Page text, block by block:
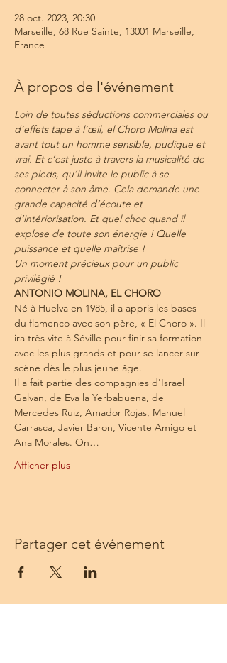
28 oct. 2023, 20:30
Marseille, 68 Rue Sainte, 13001 Marseille,
France
À propos de l'événement
Loin de toutes séductions commerciales ou
d’effets tape à l’œil, el Choro Molina est
avant tout un homme sensible, pudique et
vrai. Et c’est juste à travers la musicalité de
ses pieds, qu’il invite le public à se
connecter à son âme. Cela demande une
grande capacité d’écoute et
d’intériorisation. Et quel choc quand il
explose de toute son énergie ! Quelle
puissance et quelle maîtrise !
Un moment précieux pour un public
privilégié !
ANTONIO MOLINA, EL CHORO
Né à Huelva en 1985, il a appris les bases
du flamenco avec son père, « El Choro ». Il
ira très vite à Séville pour finir sa formation
avec les plus grands et pour se lancer sur
scène dès le plus jeune âge.
Il a fait partie des compagnies d'Israel
Galvan, de Eva la Yerbabuena, de
Mercedes Ruiz, Amador Rojas, Manuel
Carrasca, Javier Baron, Vicente Amigo et
Ana Morales. On…
Afficher plus
Partager cet événement